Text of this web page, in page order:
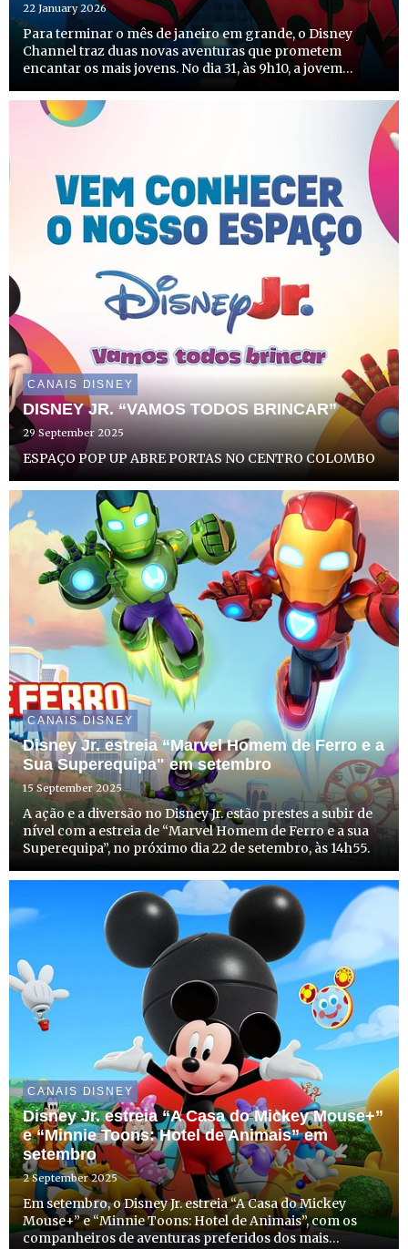
22 January 2026
Para terminar o mês de janeiro em grande, o Disney
Channel traz duas novas aventuras que prometem
encantar os mais jovens. No dia 31, às 9h10, a jovem
internacional em “Miraculous World: As Aventuras de
Ladybug em Tóquio, S...
CANAIS DISNEY
DISNEY JR. “VAMOS TODOS BRINCAR”
29 September 2025
ESPAÇO POP UP ABRE PORTAS NO CENTRO COLOMBO
CANAIS DISNEY
Disney Jr. estreia “Marvel Homem de Ferro e a
Sua Superequipa" em setembro
15 September 2025
A ação e a diversão no Disney Jr. estão prestes a subir de
nível com a estreia de “Marvel Homem de Ferro e a sua
Superequipa”, no próximo dia 22 de setembro, às 14h55.
CANAIS DISNEY
Disney Jr. estreia “A Casa do Mickey Mouse+”
e “Minnie Toons: Hotel de Animais” em
setembro
2 September 2025
Em setembro, o Disney Jr. estreia “A Casa do Mickey
Mouse+” e “Minnie Toons: Hotel de Animais”, com os
companheiros de aventuras preferidos dos mais